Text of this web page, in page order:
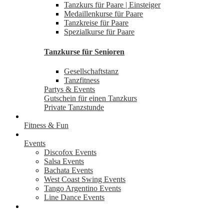
Tanzkurs für Paare | Einsteiger
Medaillenkurse für Paare
Tanzkreise für Paare
Spezialkurse für Paare
Tanzkurse für Senioren
Gesellschaftstanz
Tanzfitness
Partys & Events
Gutschein für einen Tanzkurs
Private Tanzstunde
Fitness & Fun
Events
Discofox Events
Salsa Events
Bachata Events
West Coast Swing Events
Tango Argentino Events
Line Dance Events